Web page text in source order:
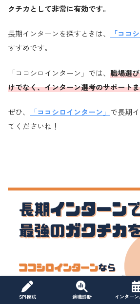
クチカとして非常に有効です。
長期インターンを探すときは、 「ココ
すすめです。
「ココシロインターン」では、 職場選
けでなく、インターン選考のサポート
ぜひ、 「ココシロインターン」 で長期
てくださいね！
SPI模試 適職診断 インター